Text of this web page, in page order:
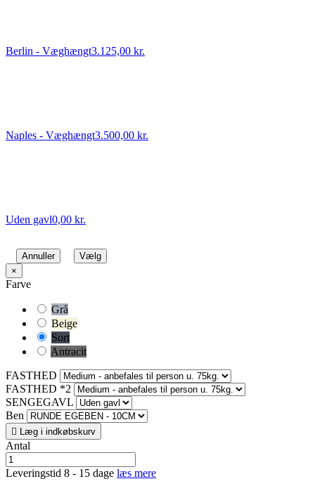
Berlin - Væghængt3.125,00 kr.
Naples - Væghængt3.500,00 kr.
Uden gavl0,00 kr.
Annuller
Vælg
×
Farve
Grå
Beige
Sort
Antracit
FASTHED
FASTHED *2
SENGEGAVL
Ben
 Læg i indkøbskurv
Antal
Leveringstid 8 - 15 dage læs mere